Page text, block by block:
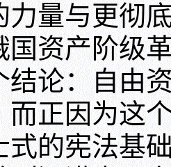
力量与更彻
国资产阶级
结论：自由
而正因为这
式的宪法基